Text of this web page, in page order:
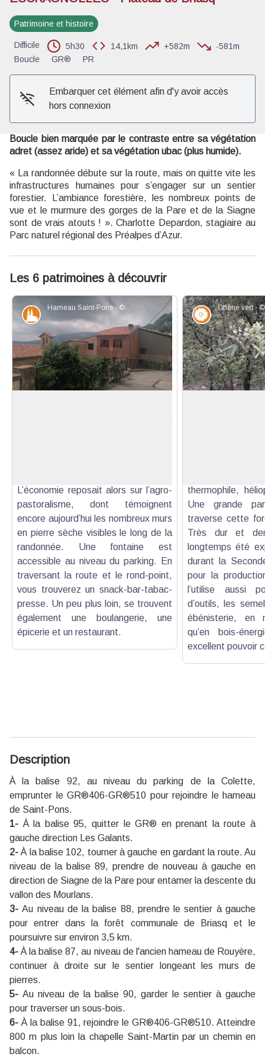
Voir l'image en plein écran
Patrimoine et histoire
Difficile 5h30 14,1km +582m
-581m
Boucle
GR® PR
Embarquer cet élément afin d'y avoir accès
hors connexion
Boucle bien marquée par le contraste entre sa végétation
adret (assez aride) et sa végétation ubac (plus humide).
« La randonnée débute sur la route, mais on quitte vite les
infrastructures humaines pour s’engager sur un sentier
forestier. L’ambiance forestière, les nombreux points de
vue et le murmure des gorges de la Pare et de la Siagne
sont de vrais atouts ! ». Charlotte Depardon, stagiaire au
Parc naturel régional des Préalpes d’Azur.
Les 6 patrimoines à découvrir
Hameau Saint-Pons - ©Charlotte Depardon - PNR Préalpes d'Azur
Patrimoine et histoire
L’économie reposait alors sur l’agro-
pastoralisme, dont témoignent
encore aujourd’hui les nombreux murs
en pierre sèche visibles le long de la
randonnée. Une fontaine est
accessible au niveau du parking. En
traversant la route et le rond-point,
vous trouverez un snack-bar-tabac-
presse. Un peu plus loin, se trouvent
également une boulangerie, une
épicerie et un restaurant.
Flore
thermophile,
Une grande
traverse cette
Très dur et
longtemps été
durant la
pour la
l’utilise aussi
d’outils, les
ébénisterie, en
qu’en bois-
excellent pouvoir
Description
À la balise 92, au niveau du parking de la Colette,
emprunter le GR®406-GR®510 pour rejoindre le hameau
de Saint-Pons.
1- À la balise 95, quitter le GR® en prenant la route à
gauche direction Les Galants.
2-À la balise 102, tourner à gauche en gardant la route. Au
niveau de la balise 89, prendre de nouveau à gauche en
direction de Siagne de la Pare pour entamer la descente du
vallon des Mourlans.
3-Au niveau de la balise 88, prendre le sentier à gauche
pour entrer dans la forêt communale de Briasq et le
poursuivre sur environ 3,5 km.
4- À la balise 87, au niveau de l'ancien hameau de Rouyère,
continuer à droite sur le sentier longeant les murs de
pierres.
5- Au niveau de la balise 90, garder le sentier à gauche
pour traverser un sous-bois.
6- À la balise 91, rejoindre le GR®406-GR®510. Atteindre
800 m plus loin la chapelle Saint-Martin par un chemin en
balcon.